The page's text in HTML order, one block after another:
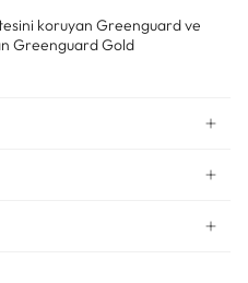
koruyan Greenguard ve
Greenguard Gold